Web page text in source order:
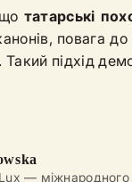
татарські
повага
Такий підхід
—